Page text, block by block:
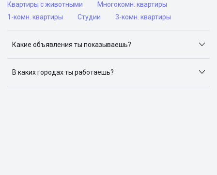
Квартиры с животными
Многокомн. квартиры
1-комн. квартиры
Студии 3-комн. квартиры
Какие объявления ты показываешь?
объявлений: ЦИАН, Домклик, Яндекс.Недвижимость,
Авито, Самолет.Плюс.
В каких городах ты работаешь?